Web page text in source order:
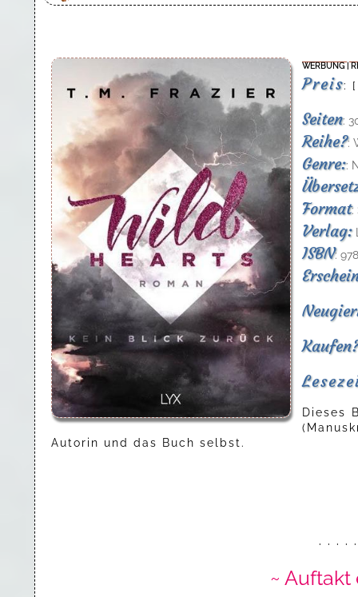
WERBUNG |
Preis:
Seiten:
Reihe?:
Genre::
Format:
Verlag:
ISBN:
Dieses
Autorin und das Buch selbst.
· · · ·
~